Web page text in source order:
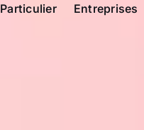
Particulier Entreprises